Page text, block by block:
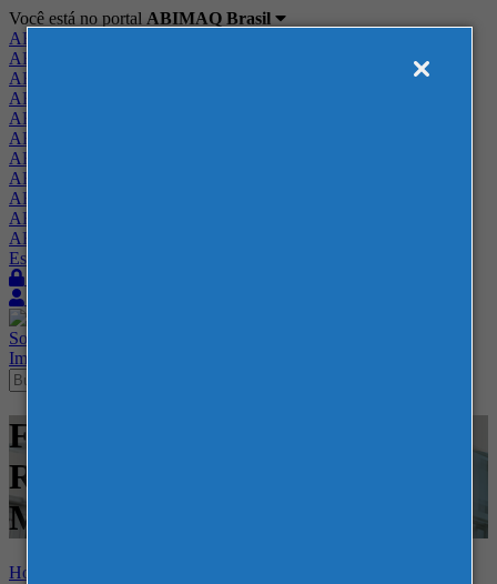
Você está no portal ABIMAQ Brasil
ABIMAQ Brasil
ABIMAQ Minas Gerais
ABIMAQ Norte-Nordeste
ABIMAQ Paraná
ABIMAQ Piracicaba
ABIMAQ Ribeirão Preto
ABIMAQ Rio de Janeiro
ABIMAQ Rio Grande do Sul
ABIMAQ Santa Catarina
ABIMAQ São Paulo
ABIMAQ Vale do Paraíba
Escritório de Relações Governamentais
Sobre
Imprensa
Feiras - Parque de Eventos -
RS - Feira Nacional - Metal
Mecânico
Home